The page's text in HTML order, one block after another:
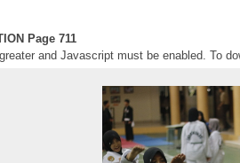
Page 711
and Javascript must be enabled. To